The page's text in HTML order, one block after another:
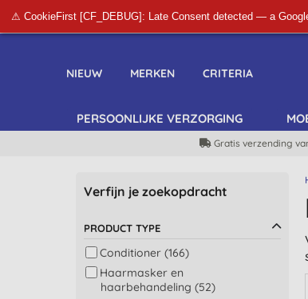
⚠ CookieFirst [CF_DEBUG]: Late Consent detected — a
NIEUW MERKEN CRITERIA
PERSOONLIJKE VERZORGING
Gratis verzending
Verfijn je zoekopdracht
PRODUCT TYPE
Conditioner (166)
Haarmasker en
haarbehandeling (52)